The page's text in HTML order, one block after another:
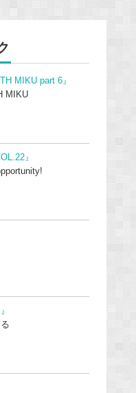
MIKU part 6』
MIKU
』